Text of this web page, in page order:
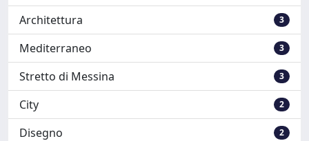
Architettura 3
Mediterraneo 3
Stretto di Messina 3
City 2
Disegno 2